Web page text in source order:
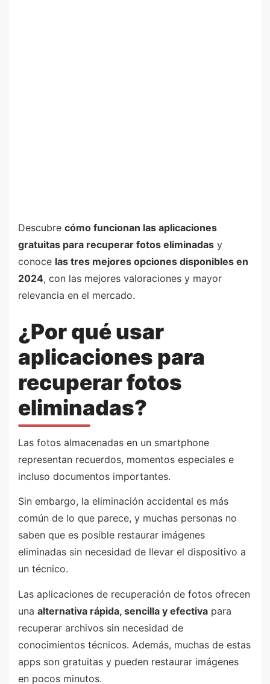
Descubre cómo funcionan las aplicaciones
gratuitas para recuperar fotos eliminadas y
conoce las tres mejores opciones disponibles en
2024, con las mejores valoraciones y mayor
relevancia en el mercado.
¿Por qué usar
aplicaciones para
recuperar fotos
eliminadas?
Las fotos almacenadas en un smartphone
representan recuerdos, momentos especiales e
incluso documentos importantes.
Sin embargo, la eliminación accidental es más
común de lo que parece, y muchas personas no
saben que es posible restaurar imágenes
eliminadas sin necesidad de llevar el dispositivo a
un técnico.
Las aplicaciones de recuperación de fotos ofrecen
una alternativa rápida, sencilla y efectiva para
recuperar archivos sin necesidad de
conocimientos técnicos. Además, muchas de estas
apps son gratuitas y pueden restaurar imágenes
en pocos minutos.